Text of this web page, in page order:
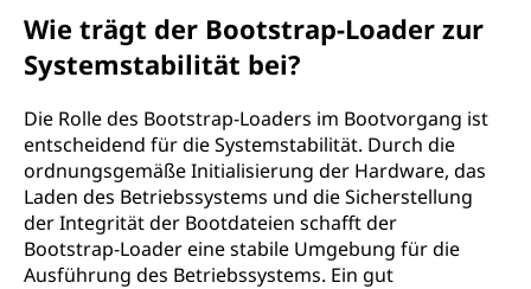
Wie trägt der Bootstrap-Loader zur
Systemstabilität bei?
Die Rolle des Bootstrap-Loaders im Bootvorgang ist
entscheidend für die Systemstabilität. Durch die
ordnungsgemäße Initialisierung der Hardware, das
Laden des Betriebssystems und die Sicherstellung
der Integrität der Bootdateien schafft der
Bootstrap-Loader eine stabile Umgebung für die
Ausführung des Betriebssystems. Ein gut